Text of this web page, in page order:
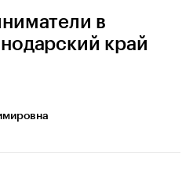
в
край